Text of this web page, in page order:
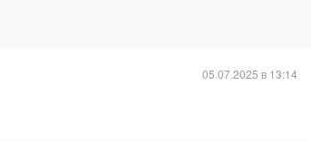
05.07.2025 в 13:14